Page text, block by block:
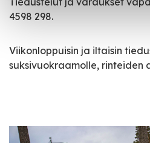
4598 298.
Viikonloppuisin ja iltaisin
suksivuokraamolle, rinteiden